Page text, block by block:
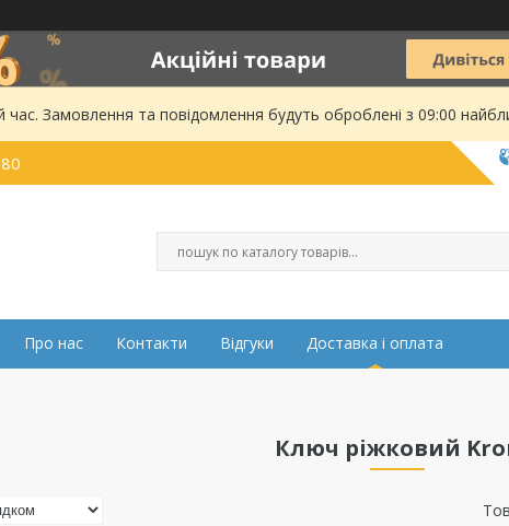
час. Замовлення та повідомлення будуть оброблені з 09:00
Про нас Контакти Відгуки Доставка і оплата
Ключ ріжковий